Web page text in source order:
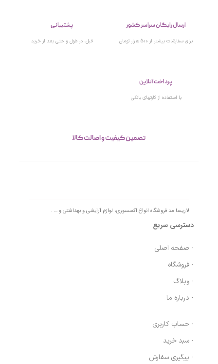
ارسال رایگان سراسر کشور
برای سفارشات بیشتر از 500 هزار تومان
پشتیبانی
قبل، در طول و حتی بعد از خرید
پرداخت آنلاین
با استفاده از کارتهای بانکی
تصمین کیفیت و اصالت کالا
لاریسا مد فروشگاه انواع اکسسوری، لوازم آرایشی و بهداشتی و … .
دسترسی سریع
- صفحه اصلی
- فروشگاه
- وبلاگ
- درباره ما
- حساب کاربری
- سبد خرید
- پیگیری سفارش